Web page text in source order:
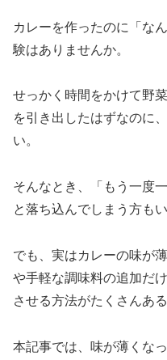
カレーを作ったのに「な
験はありませんか。
せっかく時間をかけて野
を引き出したはずなのに
い。
そんなとき、「もう一度
と落ち込んでしまう方も
でも、実はカレーの味が
や手軽な調味料の追加だ
させる方法がたくさんある
本記事では、味が薄くな